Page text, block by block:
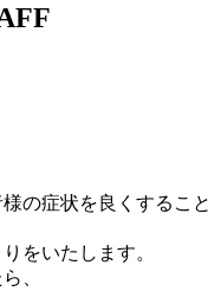
の症状を良くすること
をいたします。
、